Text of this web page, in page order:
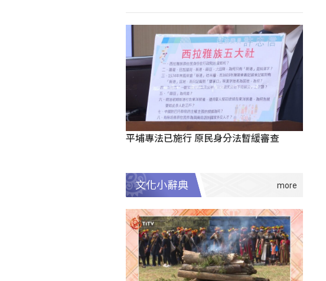
平埔專法已施行 原民身分法暫緩審查
文化小辭典